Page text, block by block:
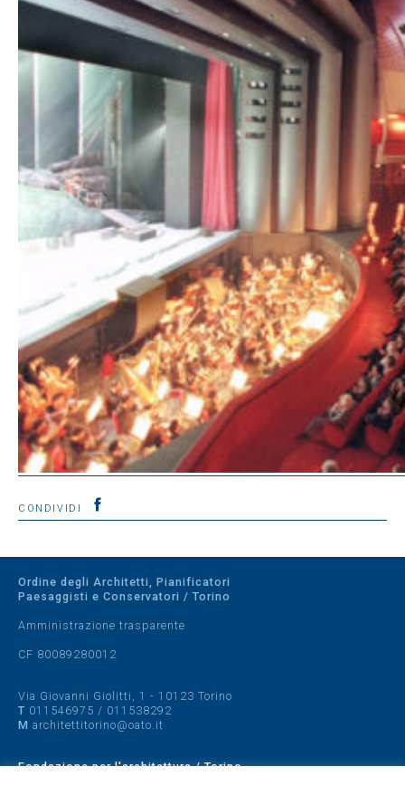
CONDIVIDI
Ordine degli Architetti, Pianificatori
Paesaggisti e Conservatori / Torino
Amministrazione trasparente
CF 80089280012
Via Giovanni Giolitti, 1 - 10123 Torino
T 011546975 / 011538292
M architettitorino@oato.it
Fondazione per l'architettura / Torino